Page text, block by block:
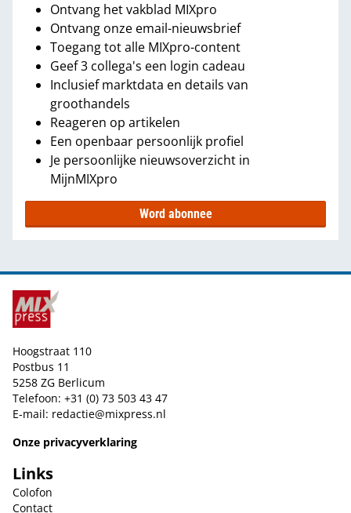
Ontvang het vakblad MIXpro
Ontvang onze email-nieuwsbrief
Toegang tot alle MIXpro-content
Geef 3 collega's een login cadeau
Inclusief marktdata en details van
groothandels
Reageren op artikelen
Een openbaar persoonlijk profiel
Je persoonlijke nieuwsoverzicht in
MijnMIXpro
Word abonnee
Hoogstraat 110
Postbus 11
5258 ZG Berlicum
Telefoon: +31 (0) 73 503 43 47
E-mail: redactie@mixpress.nl
Onze privacyverklaring
Links
Colofon
Contact